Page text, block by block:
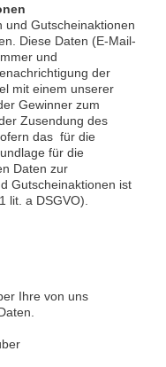
und Gutscheinaktionen
Diese Daten (E-Mail-
und
der
mit einem unserer
Gewinner zum
Zusendung des
das für die
für die
Daten zur
Gutscheinaktionen ist
lit. a DSGVO).
Ihre von uns